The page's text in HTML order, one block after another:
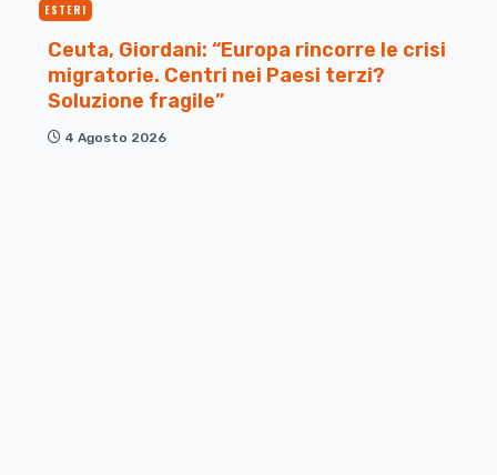
ESTERI
Ceuta, Giordani: “Europa rincorre le crisi
migratorie. Centri nei Paesi terzi?
Soluzione fragile”
4 Agosto 2026